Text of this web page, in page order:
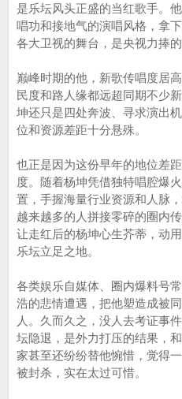
是乐坛风头正盛的当红歌手。
唱功和接地气的演唱风格，拿
各大卫视的舞台，是央视力捧的
巅峰时期的他，新歌传唱度居
民度和路人缘都远超同期不少
坤还只是四处奔波、寻求演出
位和资源差距十分悬殊。
也正是因为这份早年的地位差
度。随着杨坤凭借独特唱腔爆
置，手握海量行业资源和人脉
越来越多的人拼接零碎的圈内
让走红后的杨坤心生芥蒂，动
乐坛立足之地。
各类娱乐自媒体、圈内爆料号
浩的悲情遭遇，把他塑造成被
人。久而久之，没人去考证事
坛隐退，是外力打压的结果，
家甚至还纷纷替他惋惜，觉得
被封杀，实在太过可惜。